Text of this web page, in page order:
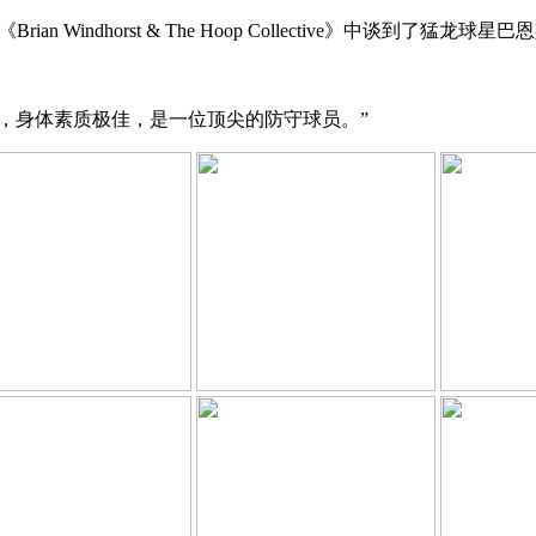
Brian Windhorst & The Hoop Collective》中谈到了猛龙球星巴
身体素质极佳，是一位顶尖的防守球员。”